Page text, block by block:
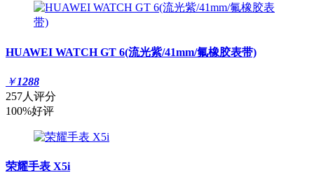
HUAWEI WATCH GT 6(流光紫/41mm/氟橡胶表带)
￥1288
257人评分
100%好评
荣耀手表 X5i